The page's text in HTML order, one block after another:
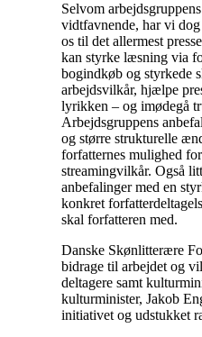
Selvom
vidtfavnende, har vi
os til det allermest
kan styrke læsning via
bogindkøb og styrkede
arbejdsvilkår, hjælpe
lyrikken – og imødegå
Arbejdsgruppens
og større strukturelle
forfatternes mulighed
streamingvilkår. Også
anbefalinger med en
konkret
skal forfatteren med.
Danske Skønlitterære
bidrage til arbejdet og
deltagere samt
kulturminister, Jakob
initiativet og udstukket